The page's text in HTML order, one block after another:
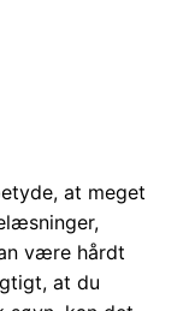
at meget
være hårdt
at du